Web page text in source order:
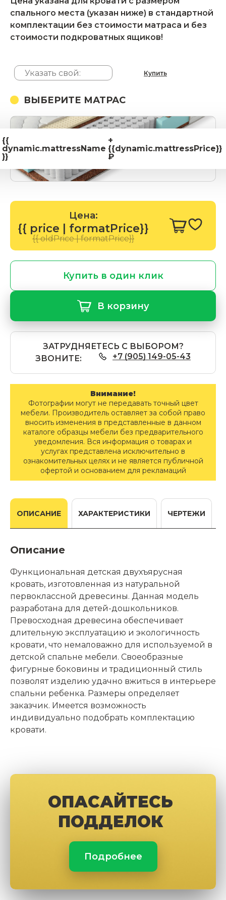
спального места (указан ниже) в стандартной
комплектации без стоимости матраса и без
стоимости подкроватных ящиков!
Купить
ВЫБЕРИТЕ МАТРАС
{{
dynamic.mattressName
}}
+
{{dynamic.mattressPrice}}
₽
Цена:
{{ price | formatPrice}}
{{ oldPrice | formatPrice}}
Купить в один клик
В корзину
ЗАТРУДНЯЕТЕСЬ С ВЫБОРОМ?
ЗВОНИТЕ:
+7 (905) 149-05-43
Внимание!
Фотографии могут не передавать точный цвет
мебели. Производитель оставляет за собой право
вносить изменения в представленные в данном
каталоге образцы мебели без предварительного
уведомления. Вся информация о товарах и
услугах представлена исключительно в
ознакомительных целях и не является публичной
офертой и основанием для рекламаций
ОПИСАНИЕ ХАРАКТЕРИСТИКИ ЧЕРТЕЖИ
Описание
Функциональная детская двухъярусная
кровать, изготовленная из натуральной
первоклассной древесины. Данная модель
разработана для детей-дошкольников.
Превосходная древесина обеспечивает
длительную эксплуатацию и экологичность
кровати, что немаловажно для используемой в
детской спальне мебели. Своеобразные
фигурные боковины и традиционный стиль
позволят изделию удачно вжиться в интерьере
спальни ребенка. Размеры определяет
заказчик. Имеется возможность
индивидуально подобрать комплектацию
кровати.
ОПАСАЙТЕСЬ
ПОДДЕЛОК
Подробнее